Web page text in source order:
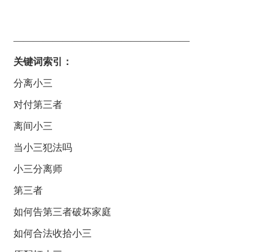
——————————————————
关键词索引：
分离小三
对付第三者
离间小三
当小三犯法吗
小三分离师
第三者
如何告第三者破坏家庭
如何合法收拾小三